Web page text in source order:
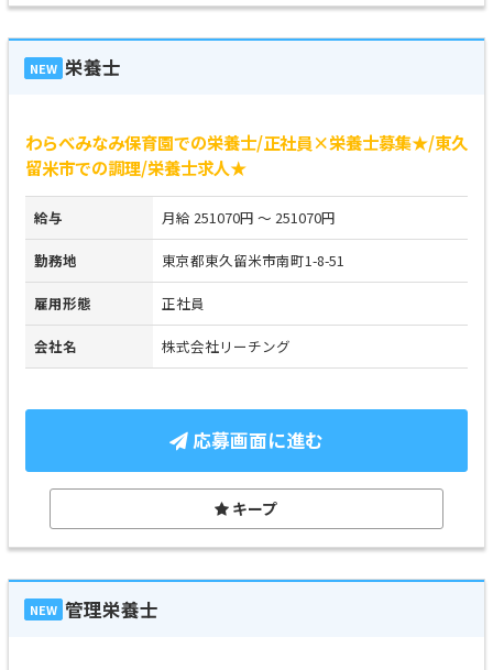
NEW 栄養士
わらべみなみ保育園での栄養士/正社員×栄養士募集★/東久
留米市での調理/栄養士求人★
給与 月給 251070円 ～ 251070円
勤務地 東京都東久留米市南町1-8-51
雇用形態 正社員
会社名 株式会社リーチング
応募画面に進む
キープ
NEW 管理栄養士